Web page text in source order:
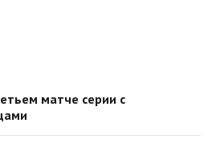
матче серии с